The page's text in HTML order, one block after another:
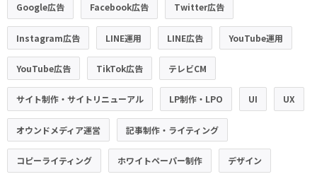
Google広告 Facebook広告 Twitter広告
Instagram広告 LINE運用 LINE広告 YouTube運用
YouTube広告 TikTok広告 テレビCM
サイト制作・サイトリニューアル LP制作・LPO UI UX
オウンドメディア運営 記事制作・ライティング
コピーライティング ホワイトペーパー制作 デザイン